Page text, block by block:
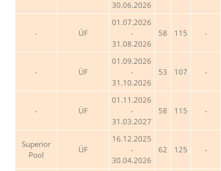
30.06.2026
ÜF
01.07.2026
-
31.08.2026
58 115
ÜF
01.09.2026
-
31.10.2026
53 107
ÜF
01.11.2026
-
31.03.2027
58 115
Superior
Pool
ÜF
16.12.2025
-
30.04.2026
62 125